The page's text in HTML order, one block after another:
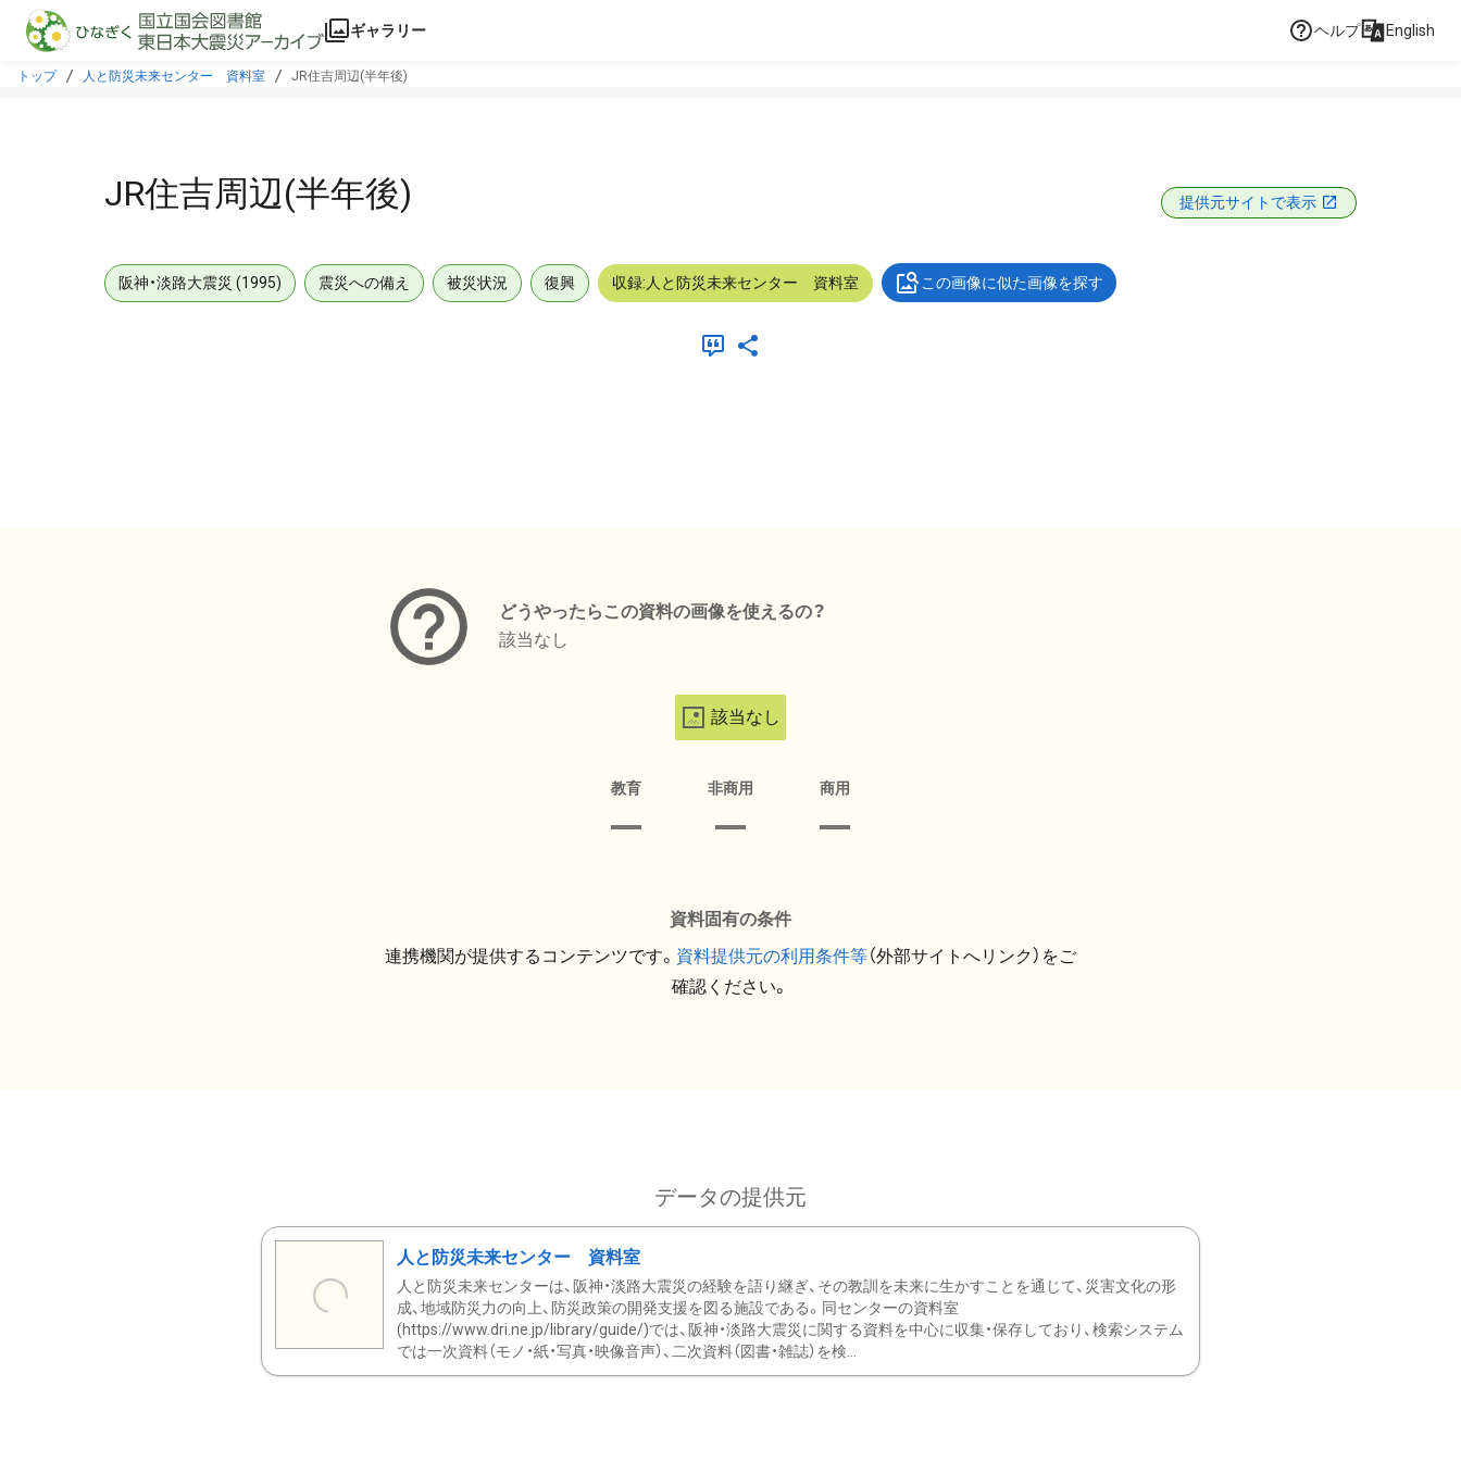
本文に飛ぶ
ギャラリー ヘルプ English
トップ 人と防災未来センター 資料室 JR住吉周辺(半年後)
JR住吉周辺(半年後) 提供元サイトで表示
阪神・淡路大震災 (1995) 震災への備え 被災状況 復興 収録:人と防災未来センター 資料室 この画像に似た画像を探す
どうやったらこの資料の画像を使えるの？
該当なし
該当なし
教育 非商用 商用
資料固有の条件
連携機関が提供するコンテンツです。 資料提供元の利用条件等（外部サイトへリンク）をご
確認ください。
データの提供元
人と防災未来センター 資料室
人と防災未来センターは、阪神・淡路大震災の経験を語り継ぎ、その教訓を未来に生かすことを通じて、災害文化の形
成、地域防災力の向上、防災政策の開発支援を図る施設である。同センターの資料室
(https://www.dri.ne.jp/library/guide/)では、阪神・淡路大震災に関する資料を中心に収集・保存しており、検索システム
では一次資料（モノ・紙・写真・映像音声）、二次資料（図書・雑誌）を検...